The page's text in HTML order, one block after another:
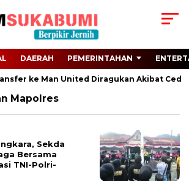
DAERAH PEMERINTAHAN
ke Man United Diragukan Akibat
Mapolres
Sekda
Bersama
TNI-Polri-